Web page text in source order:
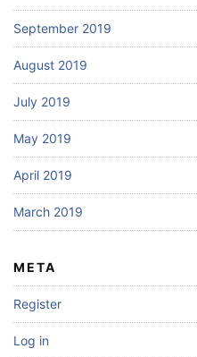
September 2019
August 2019
July 2019
May 2019
April 2019
March 2019
META
Register
Log in